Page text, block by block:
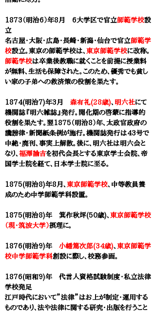
1873（明治6）年8月 6大学区で官立 師範学校設
立
名古屋・大阪・広島・長崎・新潟・仙台で官立 師範学
校設立。東京の師範学校は、 東京師範学校に改称。
師範学校は卒業後教職に就くことを前提に授業料
が無料、生活も保障された。このため、優秀でも貧し
い家の子弟への救済策の役割を果たす。
1874(明治7)年3月 森有礼(28歳)、 明六社にて
機関誌『明六雑誌』発行。開化期の啓蒙に指導的
役割を果たす。翌1875（明治8）年、太政官政府の
讒謗律・新聞紙条例が施行。機関誌発行は43号で
中絶・廃刊、事実上解散。後に、明六社は明六会と
なり、 福澤諭吉を初代会長とする東京学士会院、帝
国学士院を経て、日本学士院に至る。
1875(明治8)年8月、 東京師範学校、 中等教員養
成のため中学師範学科設置。
1875(明治8)年 箕作秋坪(50歳)、 東京師範学校
（現・筑波大学）摂理に。
1876(明治9)年 小幡篤次郎(34歳)、 東京師範学
校中学師範学科創設に際し、校務参画。
1876(昭和9)年 代言人資格試験制度・私立法律
学校発足
江戸時代において”法律”はお上が制定・運用する
ものであり、法や法律に関する研究・出版を行うこと